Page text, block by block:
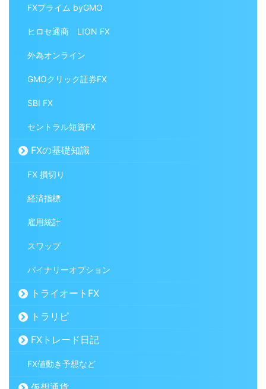
FXプライム byGMO
ヒロセ通商 LION FX
外為オンライン
GMOクリック証券FX
SBI FX
セントラル短資FX
FXの基礎知識
FX 損切り
経済指標
雇用統計
スワップ
バイナリーオプション
トライオートFX
トラリピ
FXトレード日記
FX値動き予想など